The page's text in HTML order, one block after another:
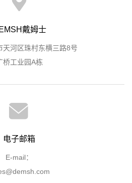
戴姆士
天河区珠村东横三路8号
桥工业园A栋
电子邮箱
E-mail：